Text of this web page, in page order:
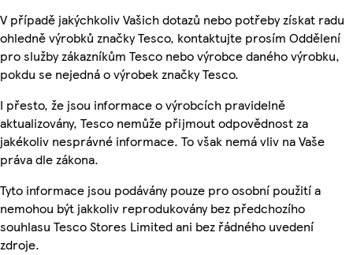
V případě jakýchkoliv Vašich dotazů nebo potřeby získat radu
ohledně výrobků značky Tesco, kontaktujte prosím Oddělení
pro služby zákazníkům Tesco nebo výrobce daného výrobku,
pokdu se nejedná o výrobek značky Tesco.
I přesto, že jsou informace o výrobcích pravidelně
aktualizovány, Tesco nemůže přijmout odpovědnost za
jakékoliv nesprávné informace. To však nemá vliv na Vaše
práva dle zákona.
Tyto informace jsou podávány pouze pro osobní použití a
nemohou být jakkoliv reprodukovány bez předchozího
souhlasu Tesco Stores Limited ani bez řádného uvedení
zdroje.